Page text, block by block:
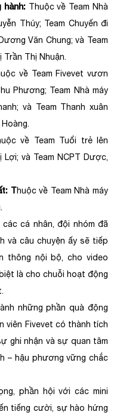
hành:Thuộc về Team Nhà
Thúy; Team Chuyến đi
Văn Chung; và Team
Trần Thị Nhuận.
về Team Fivevet vươn
Phương; Team Nhà máy
và Team Thanh xuân
về Team Tuổi trẻ lên
và Team NCPT Dược,
Thuộc về Team Nhà máy
cá nhân, đội nhóm đã
và câu chuyện ấy sẽ tiếp
thông nội bộ, cho video
là cho chuỗi hoạt động
những phần quà động
viên Fivevet có thành tích
ghi nhận và sự quan tâm
– hậu phương vững chắc
phần hội với các mini
tiếng cười, sự hào hứng